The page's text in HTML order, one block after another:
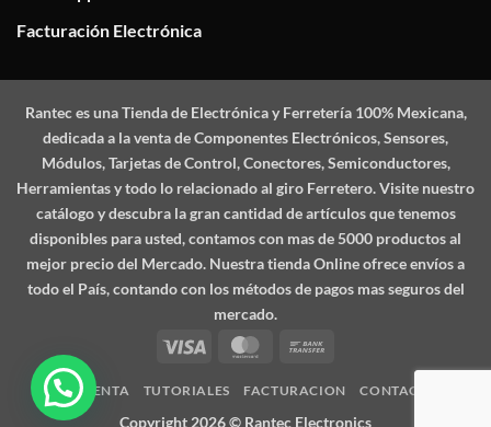
Facturación Electrónica
Ranteces una Tienda de Electrónica y Ferretería 100% Mexicana,
dedicada a la venta de Componentes Electrónicos, Sensores,
Módulos, Tarjetas de Control, Conectores, Semiconductores,
Herramientas y todo lo relacionado al giro Ferretero. Visite nuestro
catálogo y descubra la gran cantidad de artículos que tenemos
disponibles para usted, contamos con mas de 5000 productos al
mejor precio del Mercado. Nuestra tienda Online ofrece envíos a
todo el País, contando con los métodos de pagos mas seguros del
mercado.
Visa
MasterCard
MI CUENTA TUTORIALES FACTURACION CONTACTO
Copyright 2026 © Rantec Electronics